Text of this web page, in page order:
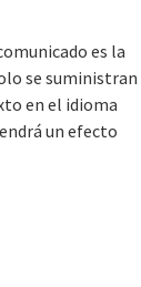
es la
se suministran
en el idioma
un efecto